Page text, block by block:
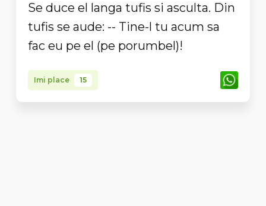
Se duce el langa tufis si asculta. Din
tufis se aude: -- Tine-l tu acum sa
fac eu pe el (pe porumbel)!
Imi place 15